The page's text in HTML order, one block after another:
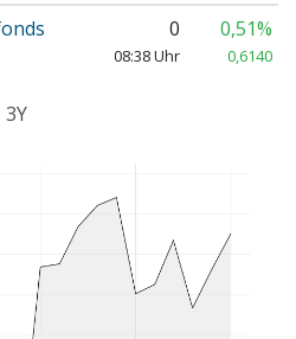
0
08:38 Uhr
0,51%
0,6140
3Y